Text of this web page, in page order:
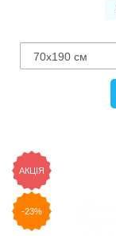
АКЦІЯ
-23%